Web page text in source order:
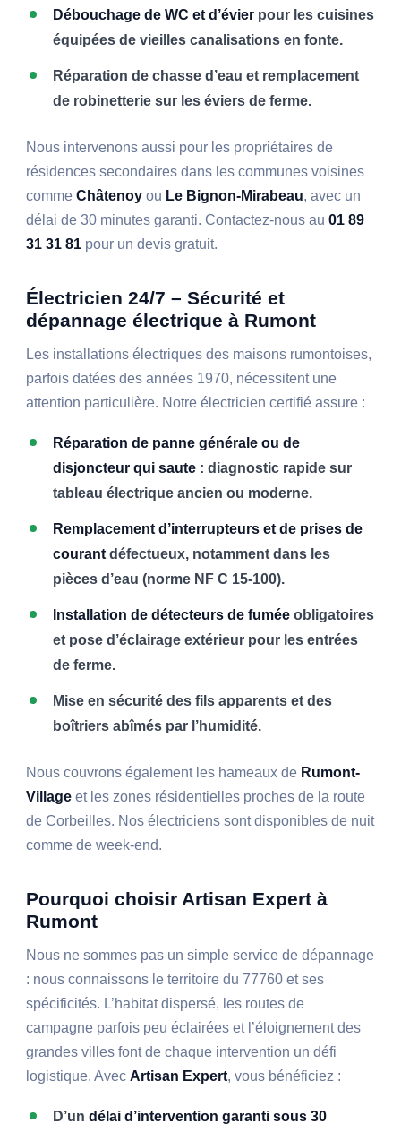
Débouchage de WC et d’évier pour les cuisines
équipées de vieilles canalisations en fonte.
Réparation de chasse d’eau et remplacement
de robinetterie sur les éviers de ferme.
Nous intervenons aussi pour les propriétaires de
résidences secondaires dans les communes voisines
commeChâtenoy ou Le Bignon-Mirabeau, avec un
délai de 30 minutes garanti. Contactez-nous au01 89
31 31 81 pour un devis gratuit.
Électricien 24/7 – Sécurité et
dépannage électrique à Rumont
Les installations électriques des maisons rumontoises,
parfois datées des années 1970, nécessitent une
attention particulière. Notre électricien certifié assure :
Réparation de panne générale ou de
disjoncteur qui saute : diagnostic rapide sur
tableau électrique ancien ou moderne.
Remplacement d’interrupteurs et de prises de
courantdéfectueux, notamment dans les
pièces d’eau (norme NF C 15-100).
Installation de détecteurs de fumée obligatoires
et pose d’éclairage extérieur pour les entrées
de ferme.
Mise en sécurité des fils apparents et des
boîtriers abîmés par l’humidité.
Nous couvrons également les hameaux de Rumont-
Village et les zones résidentielles proches de la route
de Corbeilles. Nos électriciens sont disponibles de nuit
comme de week-end.
Pourquoi choisir Artisan Expert à
Rumont
Nous ne sommes pas un simple service de dépannage
: nous connaissons le territoire du 77760 et ses
spécificités. L’habitat dispersé, les routes de
campagne parfois peu éclairées et l’éloignement des
grandes villes font de chaque intervention un défi
logistique. AvecArtisan Expert, vous bénéficiez :
D’undélai d’intervention garanti sous 30